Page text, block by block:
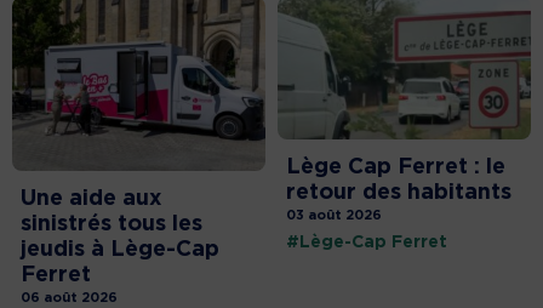
Une aide aux
sinistrés tous les
jeudis à Lège-Cap
Ferret
06 août 2026
Lège Cap Ferret : le
retour des habitants
03 août 2026
#Lège-Cap Ferret